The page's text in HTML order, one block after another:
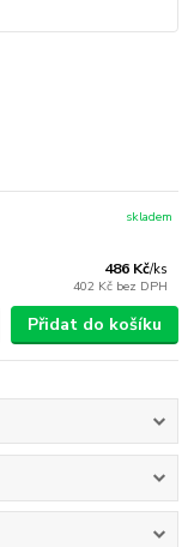
486 Kč/ks
402 Kč bez DPH
skladem
Přidat do košíku